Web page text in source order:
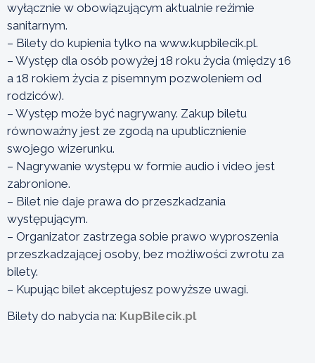
wyłącznie w obowiązującym aktualnie reżimie
sanitarnym.
– Bilety do kupienia tylko na www.kupbilecik.pl.
– Występ dla osób powyżej 18 roku życia (między 16
a 18 rokiem życia z pisemnym pozwoleniem od
rodziców).
– Występ może być nagrywany. Zakup biletu
równoważny jest ze zgodą na upublicznienie
swojego wizerunku.
– Nagrywanie występu w formie audio i video jest
zabronione.
– Bilet nie daje prawa do przeszkadzania
występującym.
– Organizator zastrzega sobie prawo wyproszenia
przeszkadzającej osoby, bez możliwości zwrotu za
bilety.
– Kupując bilet akceptujesz powyższe uwagi.
Bilety do nabycia na: KupBilecik.pl